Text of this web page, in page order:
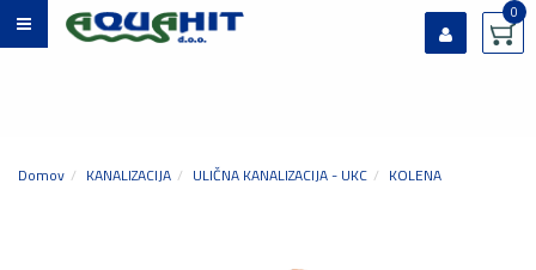
0
Domov KANALIZACIJA ULIČNA KANALIZACIJA - UKC KOLENA